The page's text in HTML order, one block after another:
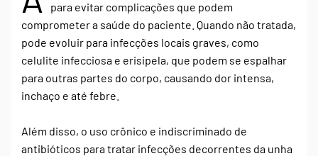
para evitar complicações que podem
comprometer a saúde do paciente. Quando não tratada,
pode evoluir para infecções locais graves, como
celulite infecciosa e erisipela, que podem se espalhar
para outras partes do corpo, causando dor intensa,
inchaço e até febre.
Além disso, o uso crônico e indiscriminado de
antibióticos para tratar infecções decorrentes da unha